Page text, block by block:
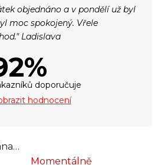
objednáno a v pondělí už byl
moc spokojený. Vřele
Ladislava
doporučuje
hodnocení
Momentálně